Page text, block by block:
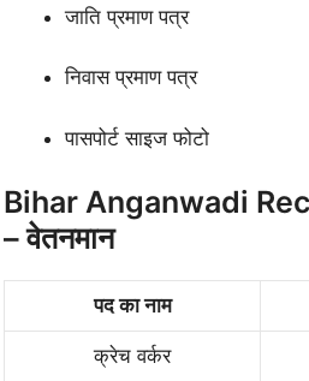
जाति प्रमाण पत्र
निवास प्रमाण पत्र
पासपोर्ट साइज फोटो
Bihar Anganwadi
– वेतनमान
पद का नाम
क्रेच वर्कर